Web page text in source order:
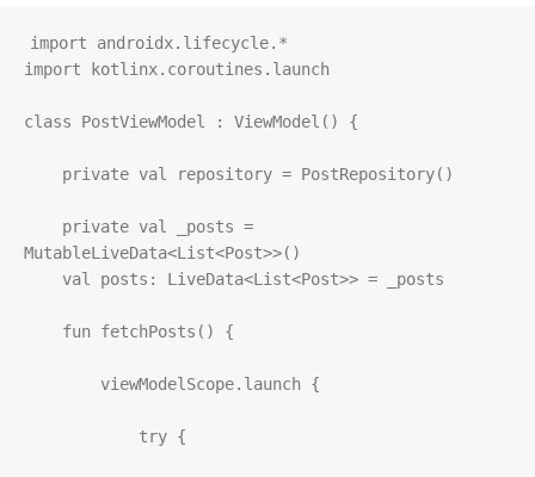
import androidx. lifecycle. *
import
kotlinx. coroutines . launch
class PostViewModel : ViewModel () {
private val repository = PostRepository()
private val _posts =
MutableLiveData<List<Post>>()
val
posts : LiveData<List<Post>> = _posts
fun fetchPosts () {
viewModelScope. launch {
try {